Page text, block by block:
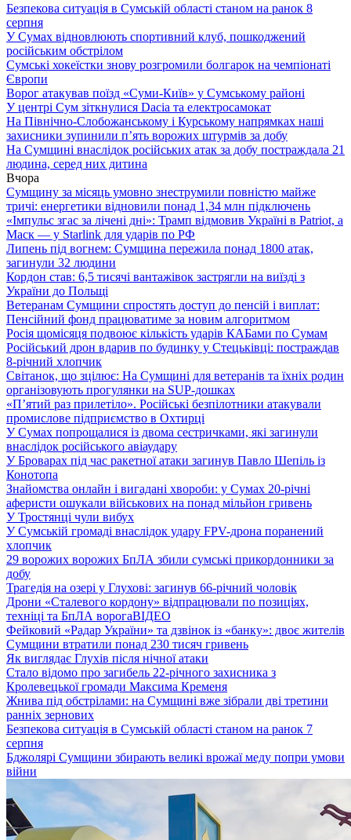
Безпекова ситуація в Сумській області станом на ранок 8
серпня
У Сумах відновлюють спортивний клуб, пошкоджений
російським обстрілом
Сумські хокеїстки знову розгромили болгарок на чемпіонаті
Європи
Ворог атакував поїзд «Суми-Київ» у Сумському районі
У центрі Сум зіткнулися Dacia та електросамокат
На Північно-Слобожанському і Курському напрямках наші
захисники зупинили п’ять ворожих штурмів за добу
На Сумщині внаслідок російських атак за добу постраждала 21
людина, серед них дитина
Вчора
Сумщину за місяць умовно знеструмили повністю майже
тричі: енергетики відновили понад 1,34 млн підключень
«Імпульс згас за лічені дні»: Трамп відмовив Україні в Patriot, а
Маск — у Starlink для ударів по РФ
Липень під вогнем: Сумщина пережила понад 1800 атак,
загинули 32 людини
Кордон став: 6,5 тисячі вантажівок застрягли на виїзді з
України до Польщі
Ветеранам Сумщини спростять доступ до пенсій і виплат:
Пенсійний фонд працюватиме за новим алгоритмом
Росія щомісяця подвоює кількість ударів КАБами по Сумам
Російський дрон вдарив по будинку у Стецьківці: постраждав
8-річний хлопчик
Світанок, що зцілює: На Сумщині для ветеранів та їхніх родин
організовують прогулянки на SUP-дошках
«П’ятий раз прилетіло». Російські безпілотники атакували
промислове підприємство в Охтирці
У Сумах попрощалися із двома сестричками, які загинули
внаслідок російського авіаудару
У Броварах під час ракетної атаки загинув Павло Шепіль із
Конотопа
Знайомства онлайн і вигадані хвороби: у Сумах 20-річні
аферисти ошукали військових на понад мільйон гривень
У Тростянці чули вибух
У Сумській громаді внаслідок удару FPV-дрона поранений
хлопчик
29 ворожих ворожих БпЛА збили сумські прикордонники за
добу
Трагедія на озері у Глухові: загинув 66-річний чоловік
Дрони «Сталевого кордону» відпрацювали по позиціях,
техніці та БпЛА ворогаВІДЕО
Фейковий «Радар України» та дзвінок із «банку»: двоє жителів
Сумщини втратили понад 230 тисяч гривень
Як виглядає Глухів після нічної атаки
Стало відомо про загибель 22-річного захисника з
Кролевецької громади Максима Кременя
Жнива під обстрілами: на Сумщині вже зібрали дві третини
ранніх зернових
Безпекова ситуація в Сумській області станом на ранок 7
серпня
Бджолярі Сумщини збирають великі врожаї меду попри умови
війни